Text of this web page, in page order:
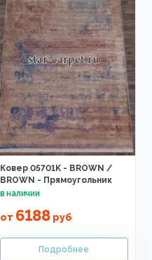
Ковер 05701K - BROWN /
BROWN - Прямоугольник
от 6188руб